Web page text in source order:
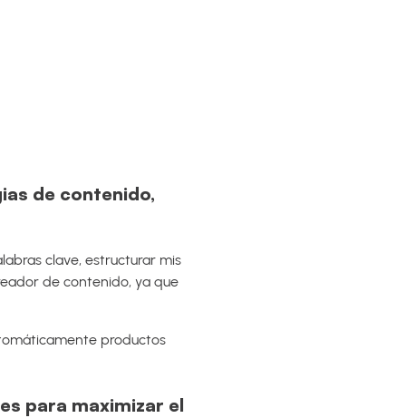
de contenido,
clave, estructurar mis
de contenido, ya que
productos
para maximizar el